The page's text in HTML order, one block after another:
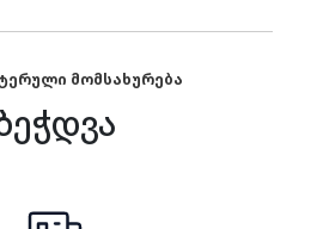
მომსახურება